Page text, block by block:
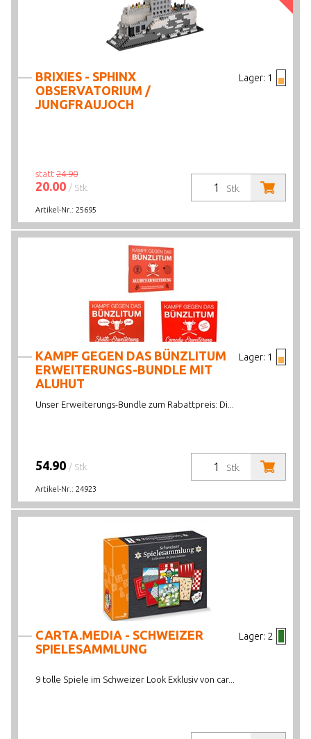
Lager: 1
BRIXIES - SPHINX
OBSERVATORIUM /
JUNGFRAUJOCH
Stk.
statt 24.90
20.00 / Stk.
Artikel-Nr.: 25695
Lager: 1
KAMPF GEGEN DAS BÜNZLITUM
ERWEITERUNGS-BUNDLE MIT
ALUHUT
Unser Erweiterungs-Bundle zum Rabattpreis: Di...
Stk.
54.90 / Stk.
Artikel-Nr.: 24923
Lager: 2
CARTA.MEDIA - SCHWEIZER
SPIELESAMMLUNG
9 tolle Spiele im Schweizer Look Exklusiv von car...